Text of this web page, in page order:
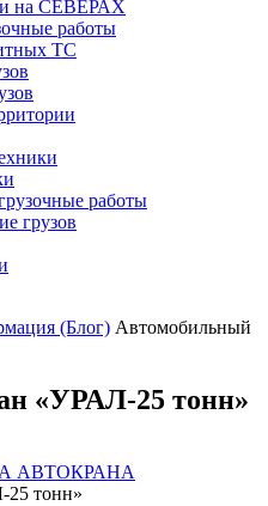
на СЕВЕРАХ
работы
ТС
работы
грузов
(Блог) Автомобильный
«УРАЛ-25 тонн»
АВТОКРАНА